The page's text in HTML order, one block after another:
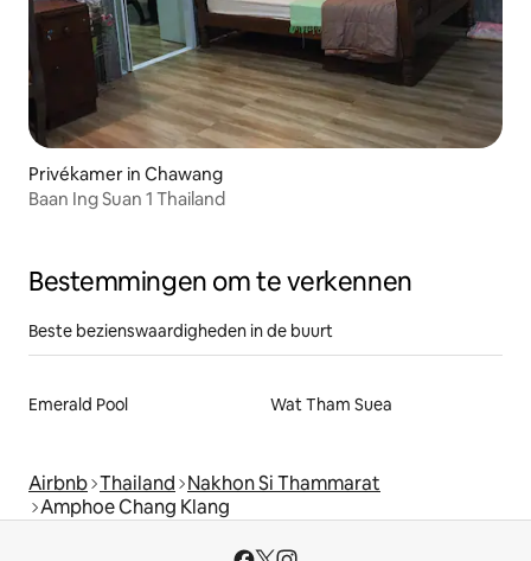
Privékamer in Chawang
Baan Ing Suan 1 Thailand
Bestemmingen om te verkennen
Beste bezienswaardigheden in de buurt
Emerald Pool Wat Tham Suea
Airbnb Thailand Nakhon Si Thammarat
Amphoe Chang Klang